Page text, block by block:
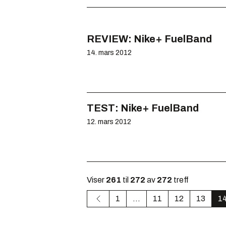
REVIEW: Nike+ FuelBand
14. mars 2012
TEST: Nike+ FuelBand
12. mars 2012
Viser 261 til 272 av 272 treff
1 ... 11 12 13